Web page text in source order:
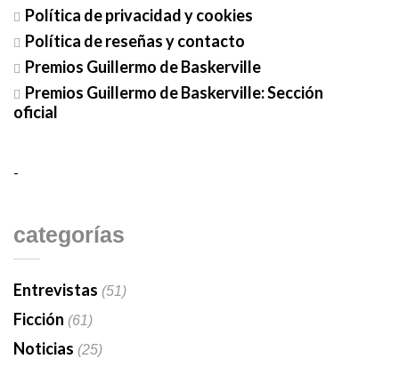
Política de privacidad y cookies
Política de reseñas y contacto
Premios Guillermo de Baskerville
Premios Guillermo de Baskerville: Sección
oficial
-
categorías
Entrevistas (51)
Ficción (61)
Noticias (25)